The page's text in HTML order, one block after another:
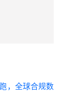
，全球合规数